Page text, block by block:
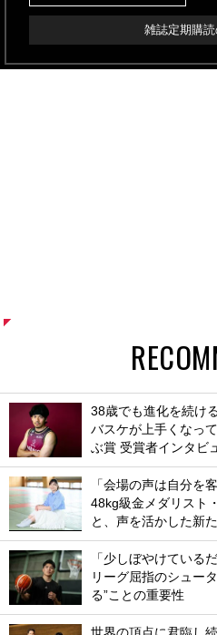
雑誌定期購
38歳でも進化を続け
バスケが上手くなっ
ぶ賞 受賞者インタビ
「会場の声は自分を
48kg級金メダリスト
と、声を活かした新
「少しぼやけている
リーグ屈指のシュー
る”ことの重要性
世界の頂点に君臨し